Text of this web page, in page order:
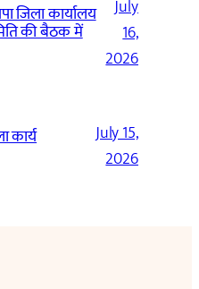
जिला कार्यालय
की बैठक में
July
16,
2026
July 15,
2026